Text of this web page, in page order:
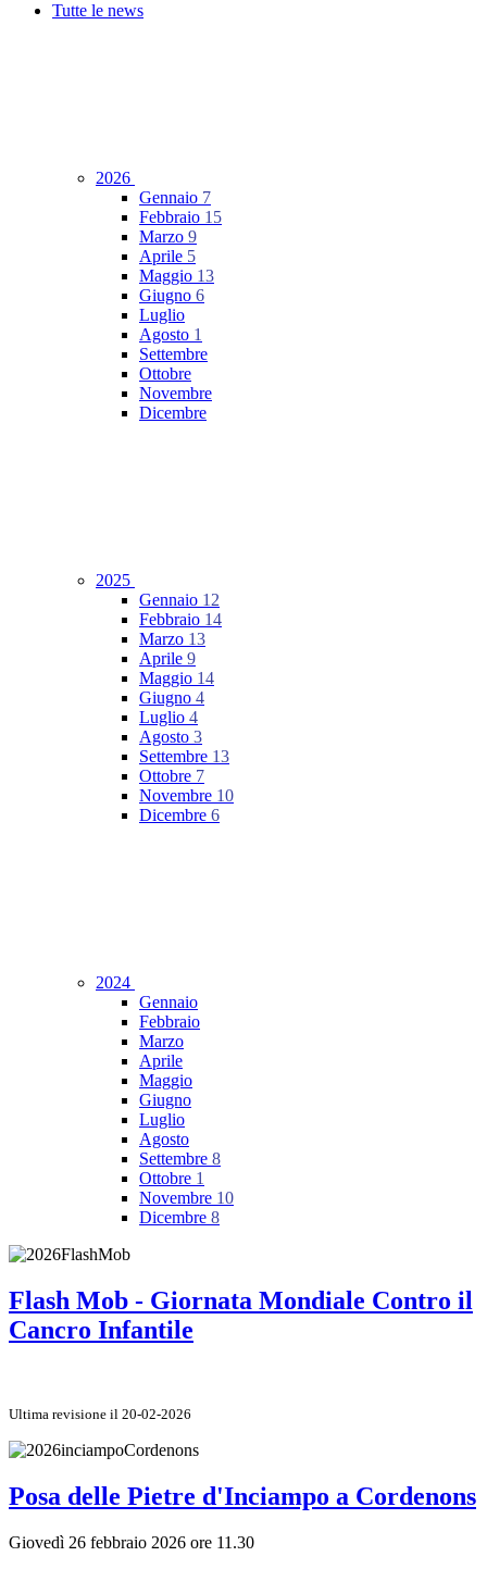
Tutte le news
2026
Gennaio 7
Febbraio 15
Marzo 9
Aprile 5
Maggio 13
Giugno 6
Luglio
Agosto 1
Settembre
Ottobre
Novembre
Dicembre
2025
Gennaio 12
Febbraio 14
Marzo 13
Aprile 9
Maggio 14
Giugno 4
Luglio 4
Agosto 3
Settembre 13
Ottobre 7
Novembre 10
Dicembre 6
2024
Gennaio
Febbraio
Marzo
Aprile
Maggio
Giugno
Luglio
Agosto
Settembre 8
Ottobre 1
Novembre 10
Dicembre 8
Flash Mob - Giornata Mondiale Contro il
Cancro Infantile
Ultima revisione il 20-02-2026
Posa delle Pietre d'Inciampo a Cordenons
Giovedì 26 febbraio 2026 ore 11.30